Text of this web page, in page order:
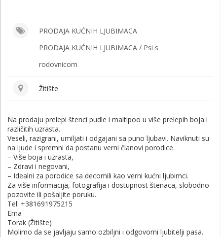
PRODAJA KUĆNIH LJUBIMACA
PRODAJA KUĆNIH LJUBIMACA / Psi s
rodovnicom
Žitište
Na prodaju prelepi štenci pudle i maltipoo u više prelepih boja i
različitih uzrasta.
Veseli, razigrani, umiljati i odgajani sa puno ljubavi. Naviknuti su
na ljude i spremni da postanu verni članovi porodice.
– Više boja i uzrasta,
– Zdravi i negovani,
– Idealni za porodice sa decomili kao verni kućni ljubimci.
Za više informacija, fotografija i dostupnost štenaca, slobodno
pozovite ili pošaljite poruku.
Tel: +381691975215
Ema
Torak (Žitište)
Molimo da se javljaju samo ozbiljni i odgovorni ljubitelji pasa.